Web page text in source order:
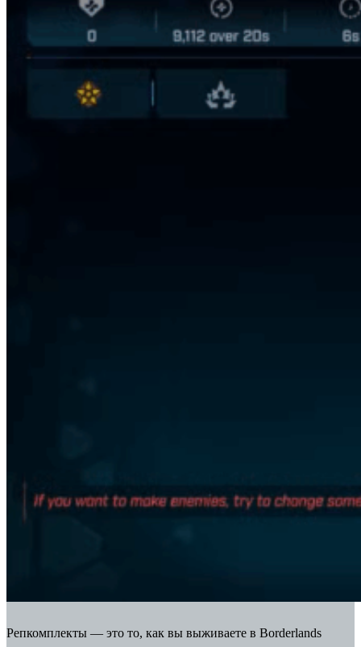
Репкомплекты — это то, как вы выживаете в Borderlands